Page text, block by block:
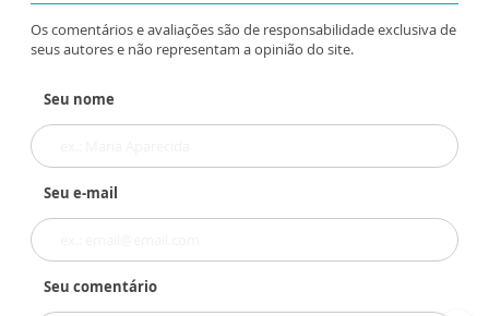
Os comentários e avaliações são de responsabilidade exclusiva de
seus autores e não representam a opinião do site.
Seu nome
Seu e-mail
Seu comentário